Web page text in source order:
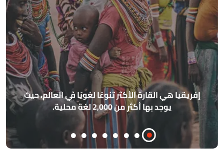
في العالم، حيث
أهرامات الجيزة مصممة بحيث
الأساسية الأربعة (الشمال، الجنوب،
مذهلة، وكان القدماء المصريون
فلكية وهندسية متقدمة